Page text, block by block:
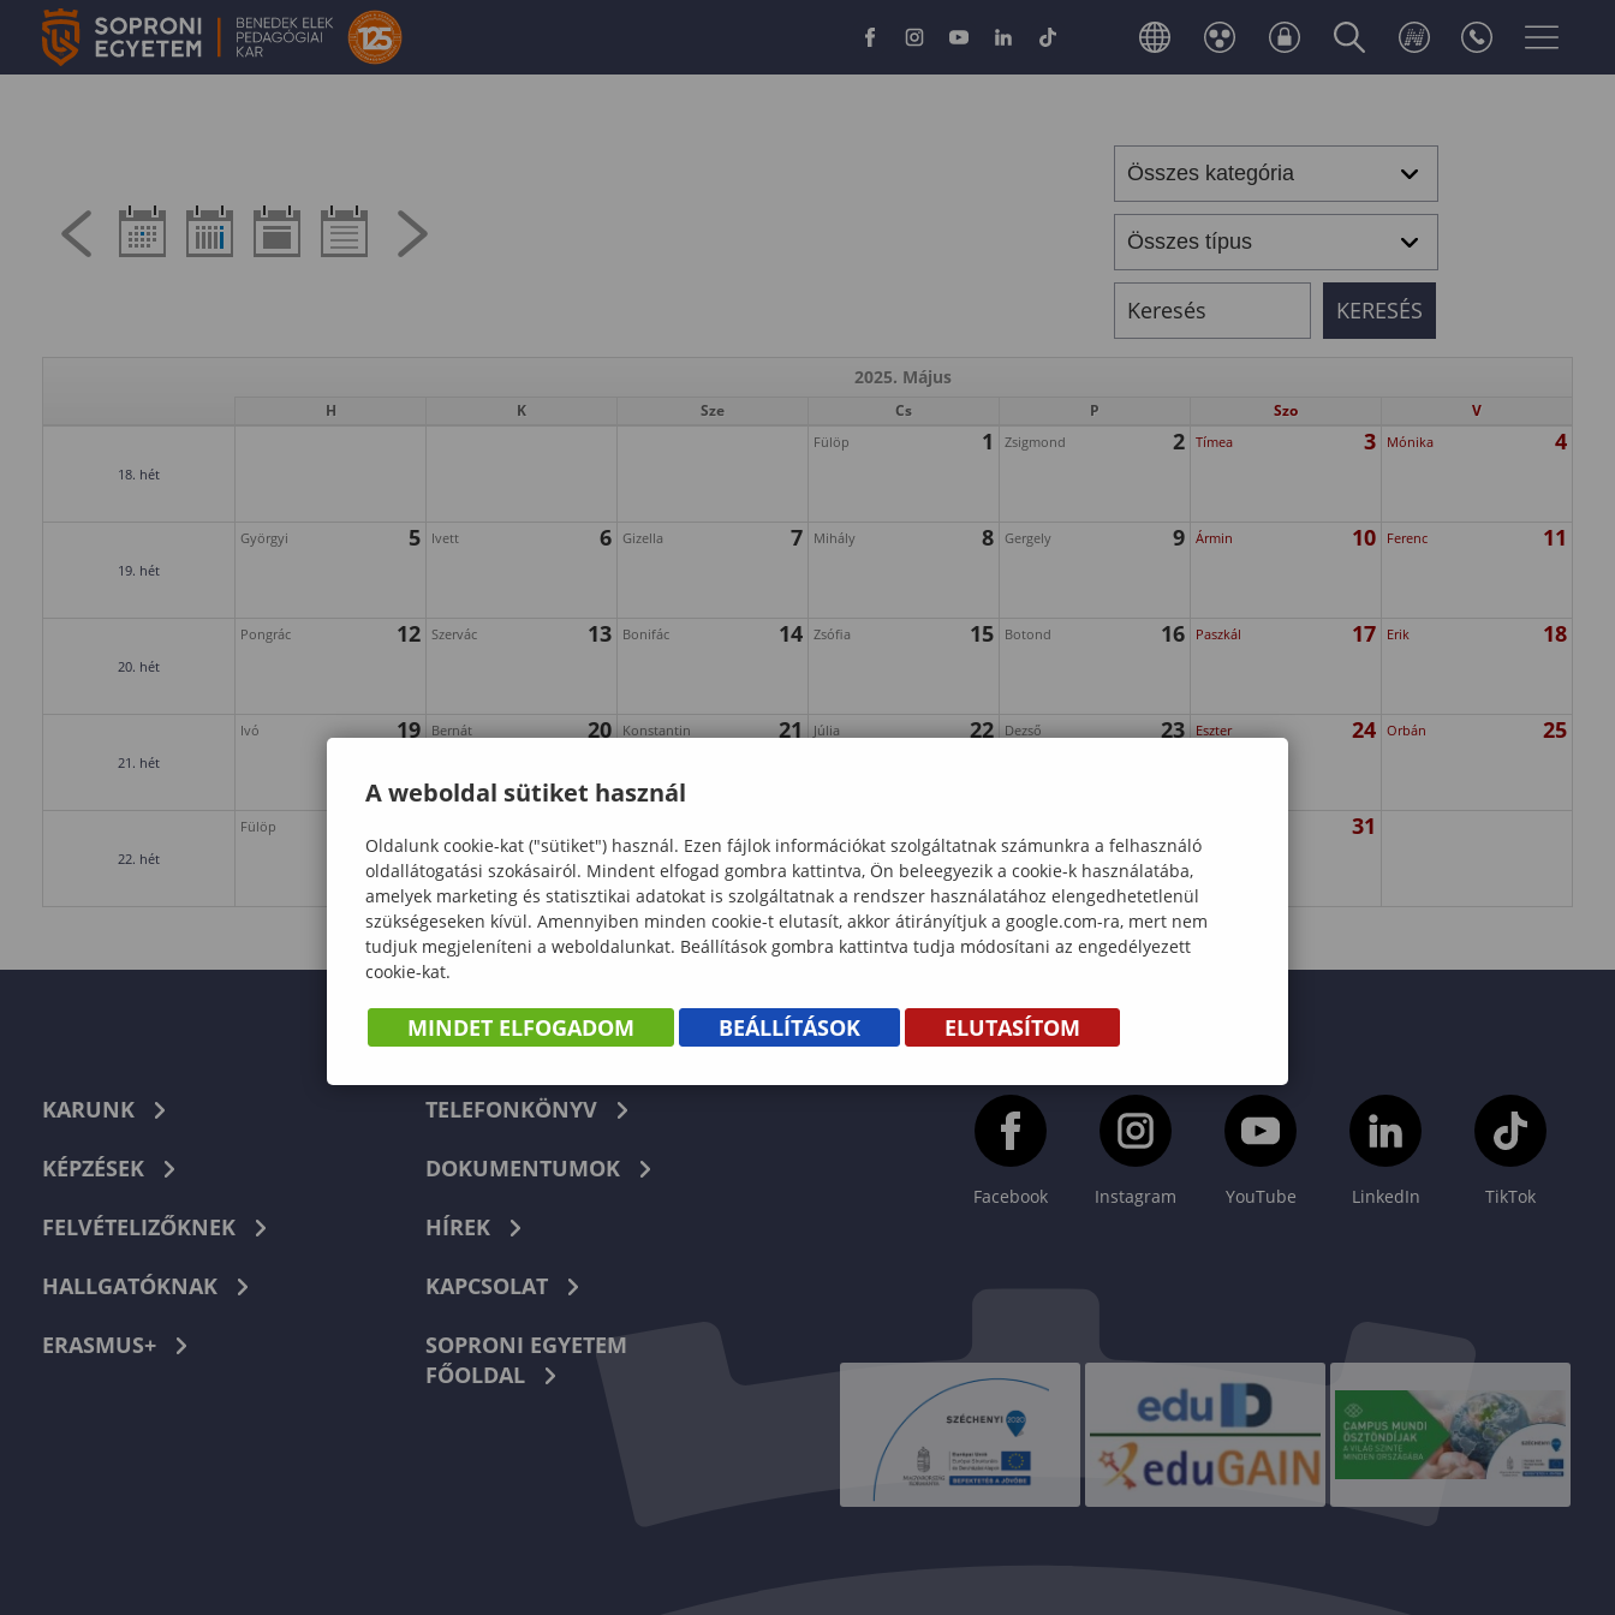
2025. Május
H K Sze Cs P Szo V
18. hét
Fülöp 1 Zsigmond 2 Tímea 3 Mónika 4
19. hét
Györgyi 5 Ivett 6 Gizella 7 Mihály 8 Gergely 9 Ármin 10 Ferenc 11
20. hét
Pongrác 12 Szervác 13 Bonifác 14 Zsófia 15 Botond 16 Paszkál 17 Erik 18
21. hét
Ivó 19 Bernát 20 Konstantin 21 Júlia 22 Dezső 23 Eszter 24 Orbán 25
22. hét
Fülöp 31
KARUNK
KÉPZÉSEK
FELVÉTELIZŐKNEK
HALLGATÓKNAK
ERASMUS+
TELEFONKÖNYV
DOKUMENTUMOK
HÍREK
KAPCSOLAT
SOPRONI EGYETEM
FŐOLDAL
Facebook Instagram YouTube LinkedIn TikTok
A weboldal sütiket használ
Oldalunk cookie-kat ("sütiket") használ. Ezen fájlok információkat szolgáltatnak számunkra a felhasználó
oldallátogatási szokásairól. Mindent elfogad gombra kattintva, Ön beleegyezik a cookie-k használatába,
amelyek marketing és statisztikai adatokat is szolgáltatnak a rendszer használatához elengedhetetlenül
szükségeseken kívül. Amennyiben minden cookie-t elutasít, akkor átirányítjuk a google.com-ra, mert nem
tudjuk megjeleníteni a weboldalunkat. Beállítások gombra kattintva tudja módosítani az engedélyezett
cookie-kat.
MINDET ELFOGADOM BEÁLLÍTÁSOK ELUTASÍTOM